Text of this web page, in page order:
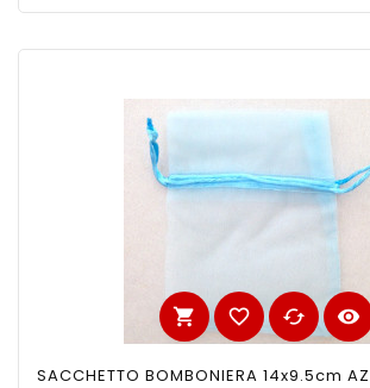
shopping_cart favorite_border cached visibility